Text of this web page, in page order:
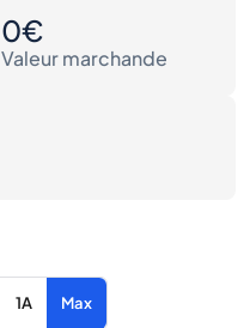
0€
Valeur marchande
1A Max